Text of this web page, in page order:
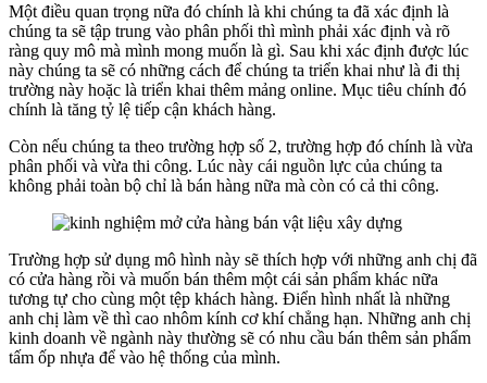
Một điều quan trọng nữa đó chính là khi chúng ta đã xác định là
chúng ta sẽ tập trung vào phân phối thì mình phải xác định và rõ
ràng quy mô mà mình mong muốn là gì. Sau khi xác định được lúc
này chúng ta sẽ có những cách để chúng ta triển khai như là đi thị
trường này hoặc là triển khai thêm mảng online. Mục tiêu chính đó
chính là tăng tỷ lệ tiếp cận khách hàng.
Còn nếu chúng ta theo trường hợp số 2, trường hợp đó chính là vừa
phân phối và vừa thi công. Lúc này cái nguồn lực của chúng ta
không phải toàn bộ chỉ là bán hàng nữa mà còn có cả thi công.
Trường hợp sử dụng mô hình này sẽ thích hợp với những anh chị đã
có cửa hàng rồi và muốn bán thêm một cái sản phẩm khác nữa
tương tự cho cùng một tệp khách hàng. Điển hình nhất là những
anh chị làm về thì cao nhôm kính cơ khí chẳng hạn. Những anh chị
kinh doanh về ngành này thường sẽ có nhu cầu bán thêm sản phẩm
tấm ốp nhựa để vào hệ thống của mình.